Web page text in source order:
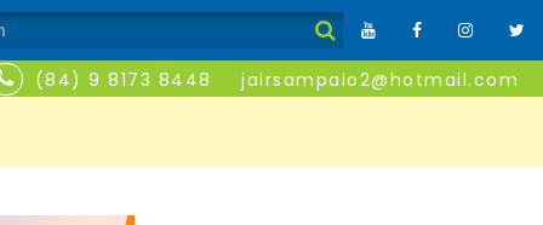
(84) 9 8173 8448 jairsampaio2@hotmail.com